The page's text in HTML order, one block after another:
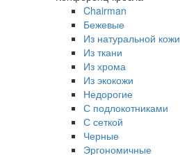
Chairman
Бежевые
Из натуральной кожи
Из ткани
Из хрома
Из экокожи
Недорогие
С подлокотниками
С сеткой
Черные
Эргономичные